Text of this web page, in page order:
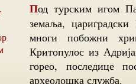
Под турским игом Пантократор су помагали владари подунавских
земаља,
многи побожни
Критопулос из
горео, последице
археолошка служба.